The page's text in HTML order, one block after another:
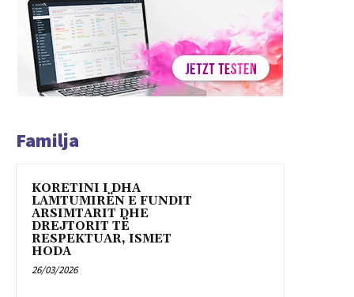
Familja
KORETINI I DHA
LAMTUMIRËN E FUNDIT
ARSIMTARIT DHE
DREJTORIT TË
RESPEKTUAR, ISMET
HODA
26/03/2026